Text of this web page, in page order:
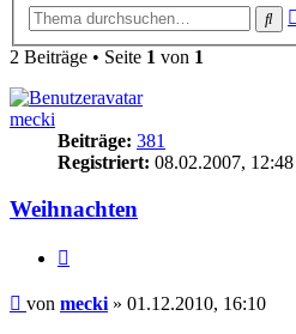
2 Beiträge • Seite 1 von 1
mecki
Beiträge: 381
Registriert: 08.02.2007, 12:48
Weihnachten
Beitrag
von mecki » 01.12.2010, 16:10